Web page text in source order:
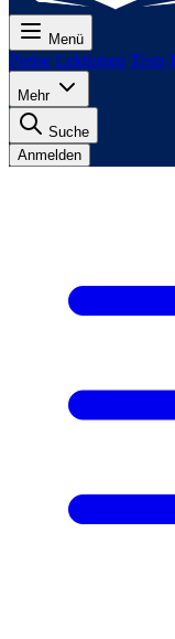
Menü
Preise Lektionen Tests
Mehr
Suche
Anmelden